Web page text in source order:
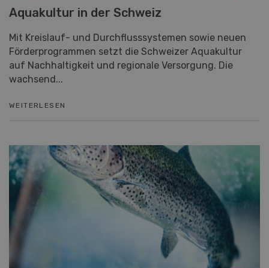
Aquakultur in der Schweiz
Mit Kreislauf- und Durchflusssystemen sowie neuen
Förderprogrammen setzt die Schweizer Aquakultur
auf Nachhaltigkeit und regionale Versorgung. Die
wachsend...
WEITERLESEN